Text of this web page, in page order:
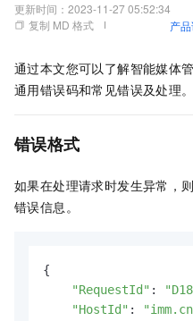
更新时间： 2023-11-27 05:52:34
复制 MD 格式
产
通过本文您可以了解智能媒体
通用错误码和常见错误及处理。
错误格式
如果在处理请求时发生异常，
错误信息。
{
"RequestId" :
"HostId" :